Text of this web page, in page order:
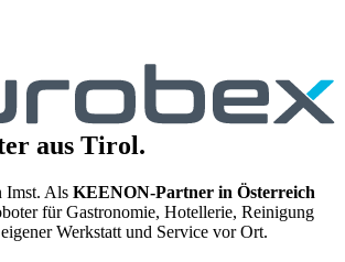
aus Tirol.
Imst. Als KEENON-Partner in Österreich
für Gastronomie, Hotellerie, Reinigung
Werkstatt und Service vor Ort.